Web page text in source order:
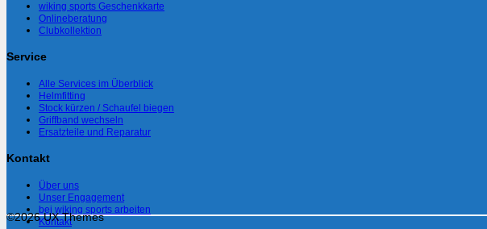
wiking sports Geschenkkarte
Onlineberatung
Clubkollektion
Service
Alle Services im Überblick
Helmfitting
Stock kürzen / Schaufel biegen
Griffband wechseln
Ersatzteile und Reparatur
Kontakt
Über uns
Unser Engagement
bei wiking sports arbeiten
Kontakt
©2026 UX Themes